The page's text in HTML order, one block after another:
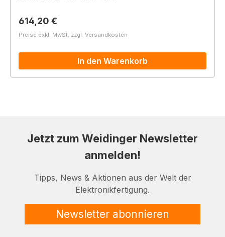
Regulärer Preis:
614,20 €
Preise exkl. MwSt. zzgl. Versandkosten
In den Warenkorb
Jetzt zum Weidinger Newsletter
anmelden!
Tipps, News & Aktionen aus der Welt der
Elektronikfertigung.
Newsletter abonnieren